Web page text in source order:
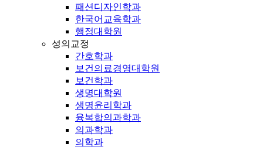
패션디자인학과
한국어교육학과
행정대학원
성의교정
간호학과
보건의료경영대학원
보건학과
생명대학원
생명윤리학과
융복합의과학과
의과학과
의학과